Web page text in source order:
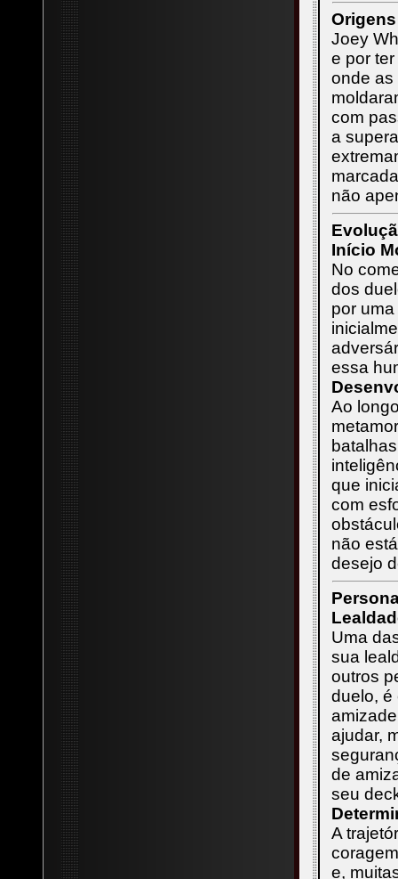
Joey
e por
onde as
com
a
não
Início
No
dos
por
essa
Ao
que
com
não
desejo
Uma
sua
outros
duelo, é
ajudar,
de
seu
A
e,